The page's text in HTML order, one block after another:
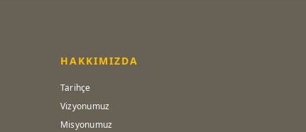
HAKKIMIZDA
Tarihçe
Vizyonumuz
Misyonumuz